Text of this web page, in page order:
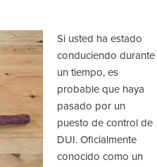
Si usted ha estado
conduciendo durante
un tiempo, es
probable que haya
pasado por un
puesto de control de
DUI. Oficialmente
conocido como un